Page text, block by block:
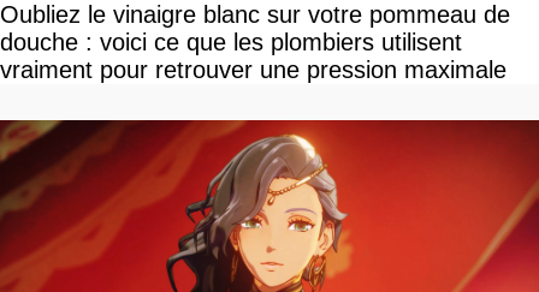
Oubliez le vinaigre blanc sur votre pommeau de
douche : voici ce que les plombiers utilisent
vraiment pour retrouver une pression maximale